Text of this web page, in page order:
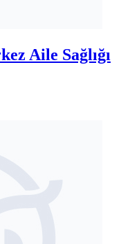
Aile Sağlığı